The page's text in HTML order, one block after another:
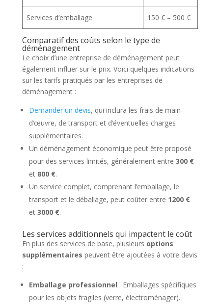
Services d’emballage 150 € – 500 €
Comparatif des coûts selon le type de
déménagement
Le choix d’une entreprise de déménagement peut
également influer sur le prix. Voici quelques indications
sur les tarifs pratiqués par les entreprises de
déménagement :
Demander un devis, qui inclura les frais de main-
d’œuvre, de transport et d’éventuelles charges
supplémentaires.
Un déménagement économique peut être proposé
pour des services limités, généralement entre 300 €
et 800 €.
Un service complet, comprenant l’emballage, le
transport et le déballage, peut coûter entre 1200 €
et 3000 €.
Les services additionnels qui impactent le coût
En plus des services de base, plusieurs options
supplémentaires peuvent être ajoutées à votre devis
:
Emballage professionnel : Emballages spécifiques
pour les objets fragiles (verre, électroménager).